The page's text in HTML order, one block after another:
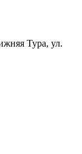
Тура, ул.